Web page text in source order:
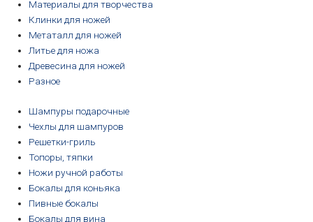
Материалы для творчества
Клинки для ножей
Метаталл для ножей
Литье для ножа
Древесина для ножей
Разное
Шампуры подарочные
Чехлы для шампуров
Решетки-гриль
Топоры, тяпки
Ножи ручной работы
Бокалы для коньяка
Пивные бокалы
Бокалы для вина